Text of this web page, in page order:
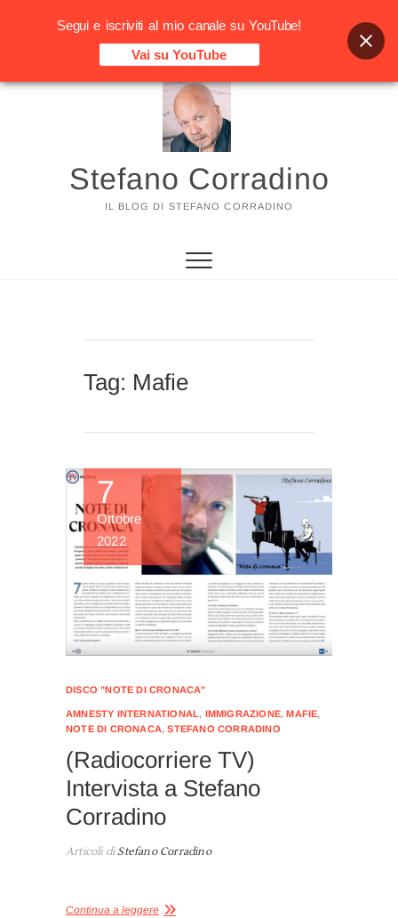
Vai
Stefano Corradino
IL BLOG DI STEFANO CORRADINO
Tag: Mafie
7
Ottobre
2022
DISCO "NOTE DI CRONACA"
AMNESTY INTERNATIONAL, IMMIGRAZIONE,MAFIE,
NOTE DI CRONACA,STEFANO CORRADINO
(Radiocorriere TV)
Intervista a Stefano
Corradino
Articoli diStefano Corradino
Continua a leggere
Segui e iscriviti al mio canale su YouTube!
Vai su YouTube